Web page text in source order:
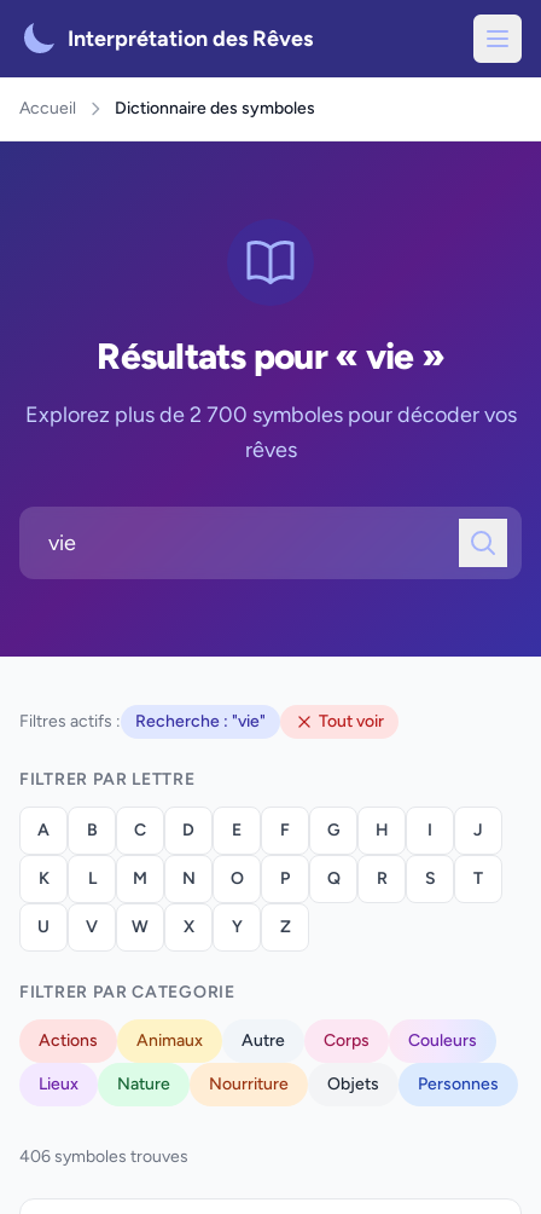
Interprétation des Rêves
Accueil Dictionnaire des symboles
Résultats pour « vie »
Explorez plus de 2 700 symboles pour décoder vos
rêves
Filtres actifs : Recherche : "vie" Tout voir
FILTRER PAR LETTRE
A B C D E F G H I J
K L M N O P Q R S T
U V W X Y Z
FILTRER PAR CATEGORIE
Actions Animaux Autre Corps Couleurs
Lieux Nature Nourriture Objets Personnes
406 symboles trouves